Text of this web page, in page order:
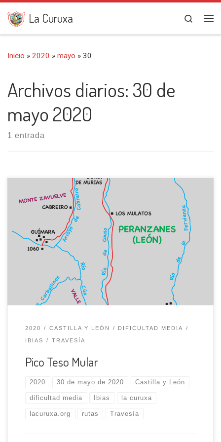
Saltar al contenido
La Curuxa
Search
Inicio » 2020 » mayo » 30
Archivos diarios: 30 de
mayo 2020
1 entrada
Iniciamos esta salida en el pueblo de Chano (980 m),
asentado en el valle de Fornela, en tierras leonesas. Desde
la plaza de la Cruz nos dirigimos calle arriba para cruzar,
enseguida, el arroyo Couso. Con rumbo N., tomamos un
camino ancho, rodeados de praderías y tierras de labor;
2020 CASTILLA Y LEÓN DIFICULTAD MEDIA
IBIAS TRAVESÍA
Pico Teso Mular
2020 30 de mayo de 2020 Castilla y León
dificultad media Ibias la curuxa
lacuruxa.org rutas Travesía